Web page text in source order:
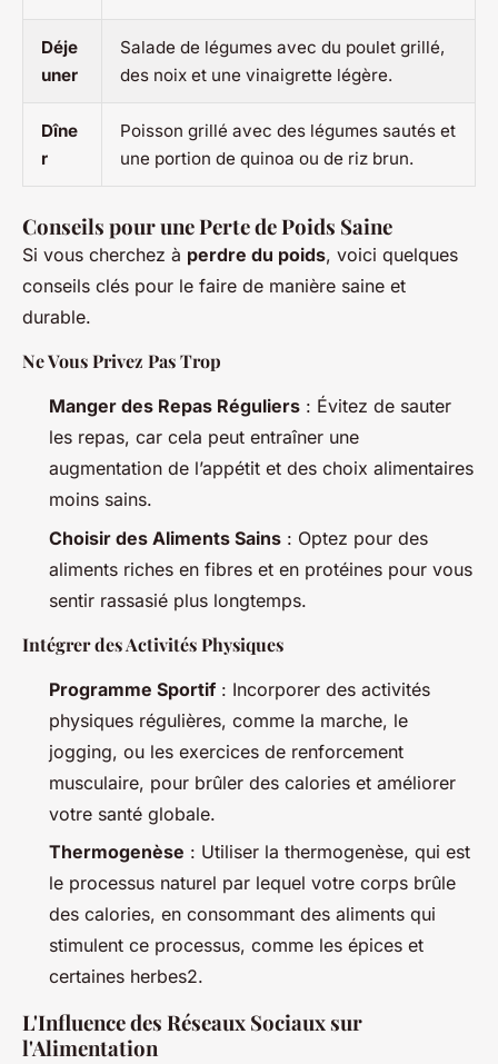
Déje
uner
Salade de légumes avec du poulet grillé,
des noix et une vinaigrette légère.
Dîne
r
Poisson grillé avec des légumes sautés et
une portion de quinoa ou de riz brun.
Conseils pour une Perte de Poids Saine
Si vous cherchez à perdre du poids, voici quelques
conseils clés pour le faire de manière saine et
durable.
Ne Vous Privez Pas Trop
Manger des Repas Réguliers : Évitez de sauter
les repas, car cela peut entraîner une
augmentation de l’appétit et des choix alimentaires
moins sains.
Choisir des Aliments Sains : Optez pour des
aliments riches en fibres et en protéines pour vous
sentir rassasié plus longtemps.
Intégrer des Activités Physiques
Programme Sportif : Incorporer des activités
physiques régulières, comme la marche, le
jogging, ou les exercices de renforcement
musculaire, pour brûler des calories et améliorer
votre santé globale.
Thermogenèse : Utiliser la thermogenèse, qui est
le processus naturel par lequel votre corps brûle
des calories, en consommant des aliments qui
stimulent ce processus, comme les épices et
certaines herbes2.
L'Influence des Réseaux Sociaux sur
l'Alimentation